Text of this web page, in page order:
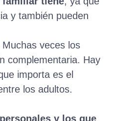
y también pueden
Muchas veces los
complementaria. Hay
importa es el
los adultos.
y los que